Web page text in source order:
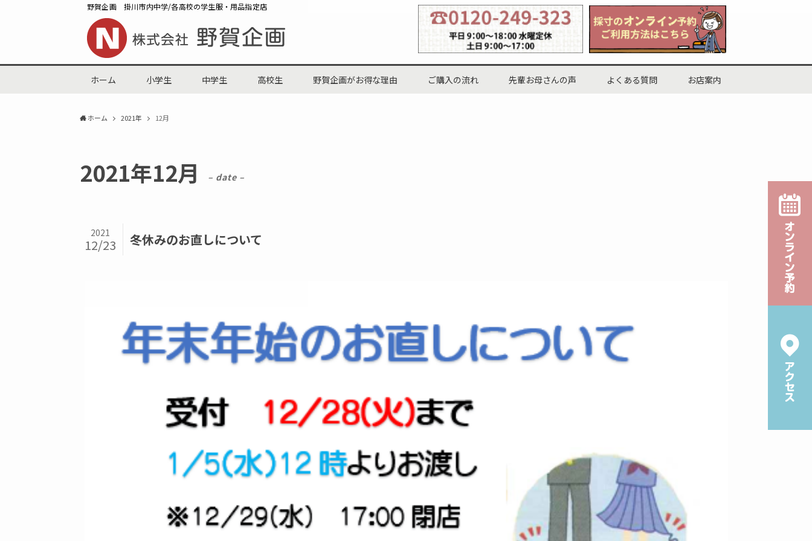
野賀企画 掛川市内中学/各高校の学生服・用品指定店
ホーム 小学生 中学生 高校生 野賀企画がお得な理由 ご購入の流れ 先輩お母さんの声 よくある質問 お店案内
ホーム 2021年 12月
2021年12月 – date –
冬休みのお直しについて
2021
12/23